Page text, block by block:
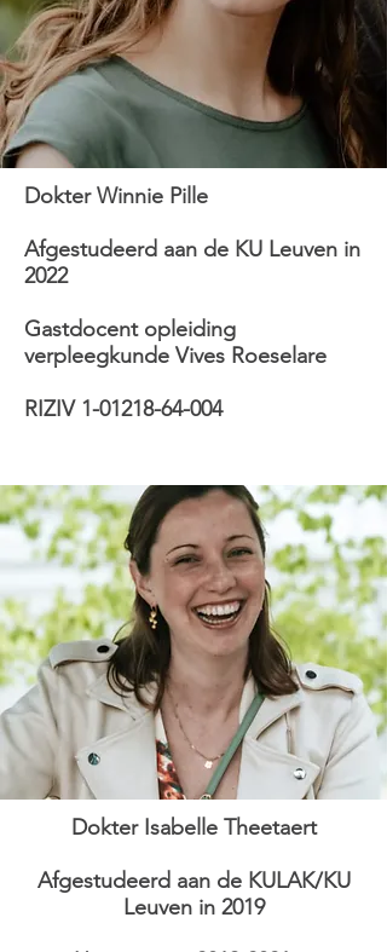
Dokter Winnie Pille
Afgestudeerd aan de KU Leuven in
2022
Gastdocent opleiding
verpleegkunde Vives Roeselare
RIZIV 1-01218-64-004
Dokter Isabelle Theetaert
Afgestudeerd aan de KULAK/KU
Leuven in 2019